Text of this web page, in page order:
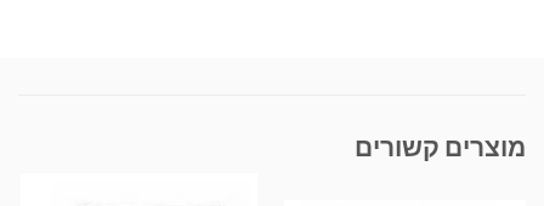
מוצרים קשורים